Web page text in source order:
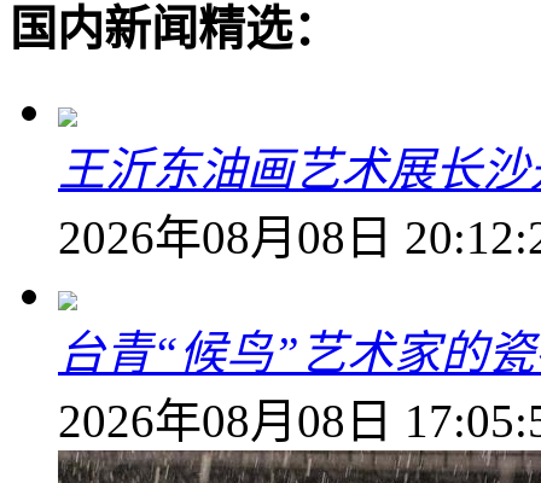
国内新闻精选：
王沂东油画艺术展长
2026年08月08日
台青“候鸟”艺术家的
2026年08月08日